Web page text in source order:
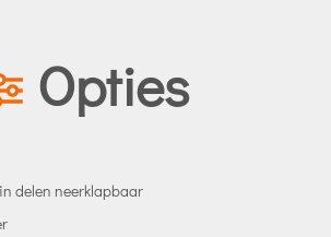
Opties
delen neerklapbaar